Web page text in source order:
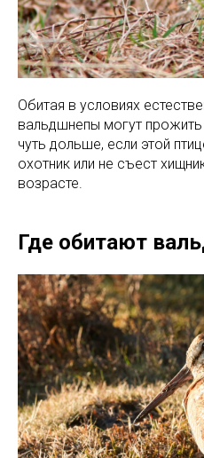
Обитая в условиях
вальдшнепы могут прожить
чуть дольше, если этой
охотник или не съест
возрасте.
Где обитают